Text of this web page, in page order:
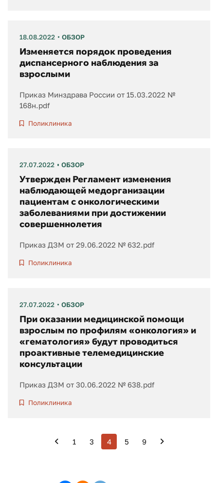
18.08.2022 ОБЗОР
Изменяется порядок проведения
диспансерного наблюдения за
взрослыми
Приказ Минздрава России от 15.03.2022 №
168н.pdf
Поликлиника
27.07.2022 ОБЗОР
Утвержден Регламент изменения
наблюдающей медорганизации
пациентам с онкологическими
заболеваниями при достижении
совершеннолетия
Приказ ДЗМ от 29.06.2022 № 632.pdf
Поликлиника
27.07.2022 ОБЗОР
При оказании медицинской помощи
взрослым по профилям «онкология» и
«гематология» будут проводиться
проактивные телемедицинские
консультации
Приказ ДЗМ от 30.06.2022 № 638.pdf
Поликлиника
1 3 4 5 9